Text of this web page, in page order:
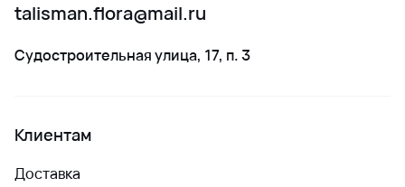
talisman.flora@mail.ru
Судостроительная улица, 17, п. 3
Клиентам
Доставка